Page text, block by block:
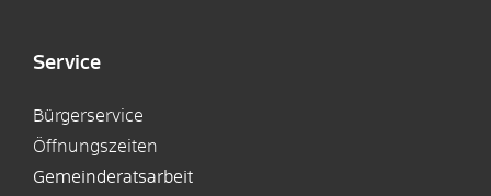
Service
Bürgerservice
Öffnungszeiten
Gemeinderatsarbeit